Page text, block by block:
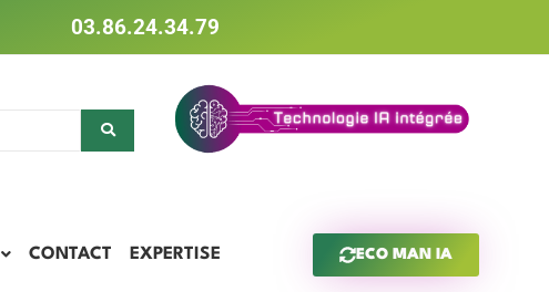
03.86.24.34.79
CONTACT EXPERTISE ECO MAN IA